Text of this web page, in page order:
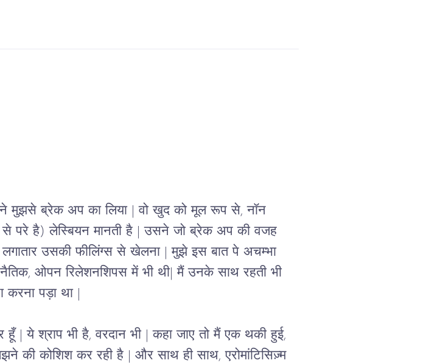
ने मुझसे ब्रेक अप का लिया | वो खुद को मूल रूप से, नॉन
परे है) लेस्बियन मानती है
उसने जो ब्रेक अप की वजह
लगातार उसकी फीलिंग्स से खेलना
| मुझे इस बात पे अचम्भा
ओपन रिलेशनशिपस में भी थी| मैं उनके साथ रहती भी
करना पड़ा था
हूँ | ये श्राप भी है, वरदान भी | कहा जाए तो मैं एक थकी हुई,
की कोशिश कर रही है
और साथ ही साथ, एरोमांटिसिज़्म